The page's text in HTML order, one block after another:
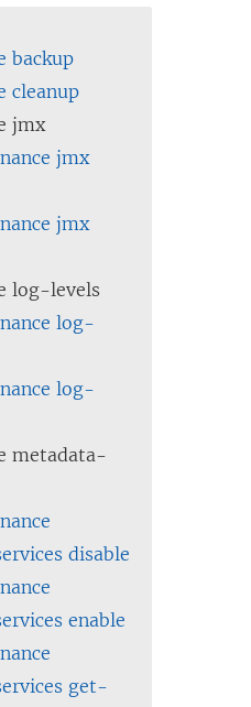
backup
cleanup
jmx
jmx
jmx
log-levels
log-
log-
metadata-
disable
enable
get-